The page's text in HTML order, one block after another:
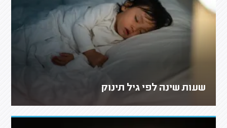
שעות שינה לפי גיל תינוק